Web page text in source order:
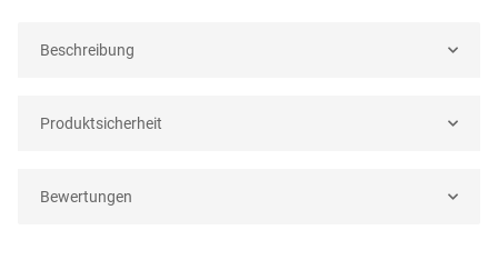
Beschreibung
Produktsicherheit
Bewertungen